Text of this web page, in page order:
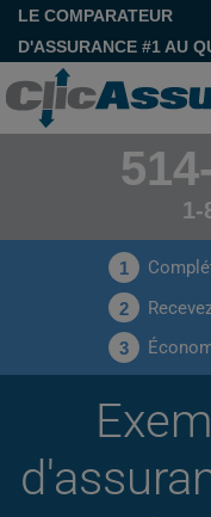
LE COMPARATEUR
D'ASSURANCE #1 AU
1-
1
2
3